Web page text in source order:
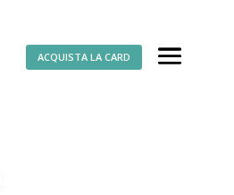
ACQUISTA LA CARD